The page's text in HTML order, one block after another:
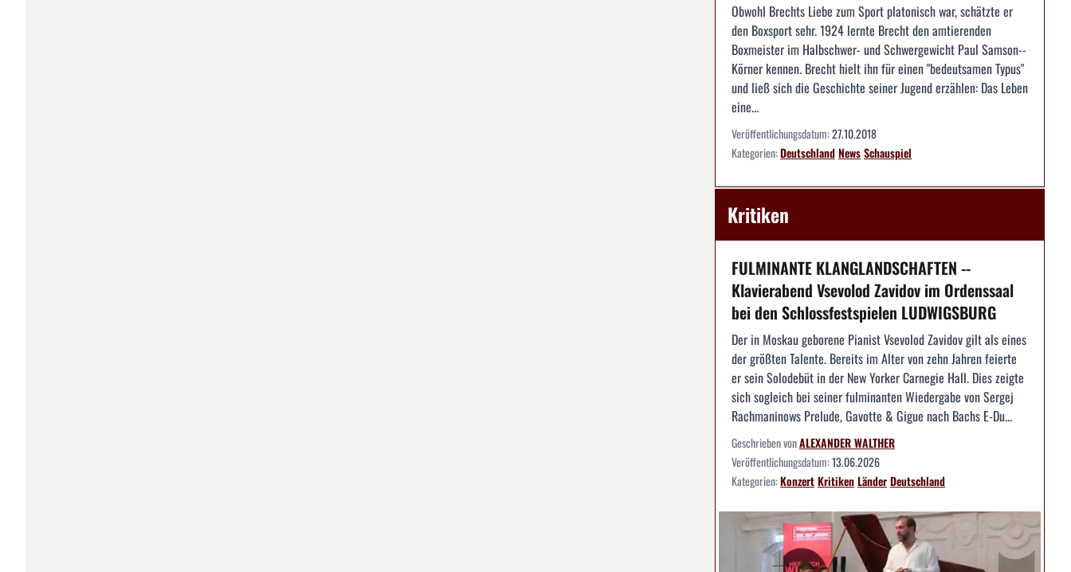
Obwohl Brechts Liebe zum Sport plato­nisch war, schätzte er
den Boxsport sehr. 1924 lernte Brecht den amtierenden
Boxmeister im Halbschwer- und Schwergewicht Paul Samson-­
Körner kennen. Brecht hielt ihn für einen "bedeutsamen Typus"
und ließ sich die Geschichte seiner Jugend erzählen: Das Leben
eine...
Veröffentlichungsdatum:27.10.2018
Kategorien:DeutschlandNewsSchauspiel
Kritiken
FULMINANTE KLANGLANDSCHAFTEN --
Klavierabend Vsevolod Zavidov im Ordenssaal
bei den Schlossfestspielen LUDWIGSBURG
Der in Moskau geborene Pianist Vsevolod Zavidov gilt als eines
der größten Talente. Bereits im Alter von zehn Jahren feierte
er sein Solodebüt in der New Yorker Carnegie Hall. Dies zeigte
sich sogleich bei seiner fulminanten Wiedergabe von Sergej
Rachmaninows Prelude, Gavotte & Gigue nach Bachs E-Du...
Geschrieben vonALEXANDER WALTHER
Veröffentlichungsdatum:13.06.2026
Kategorien:KonzertKritikenLänderDeutschland